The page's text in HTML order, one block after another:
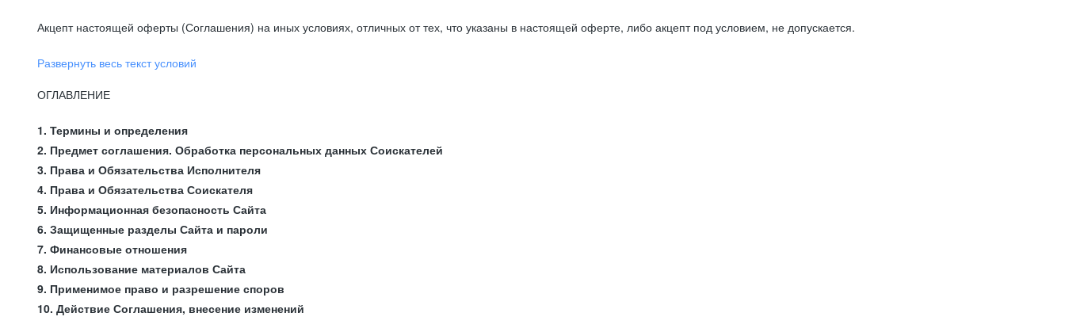
Акцепт настоящей оферты (Соглашения) на иных условиях, отличных от тех, что указаны в настоящей оферте, либо акцепт под условием, не допускается.
Развернуть весь текст условий
ОГЛАВЛЕНИЕ
1. Термины и определения
2. Предмет соглашения. Обработка персональных данных Соискателей
3. Права и Обязательства Исполнителя
4. Права и Обязательства Соискателя
5. Информационная безопасность Сайта
6. Защищенные разделы Сайта и пароли
7. Финансовые отношения
8. Использование материалов Сайта
9. Применимое право и разрешение споров
10. Действие Соглашения, внесение изменений